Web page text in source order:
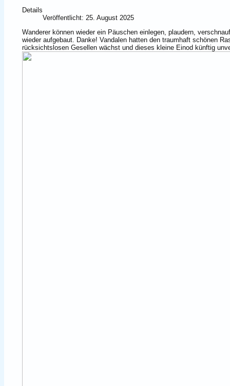
Details
Veröffentlicht: 25. August 2025
Wanderer können wieder ein Päuschen einlegen, plaudern,
wieder aufgebaut. Danke! Vandalen hatten den traumhaft schönen
rücksichtslosen Gesellen wächst und dieses kleine Einod künftig